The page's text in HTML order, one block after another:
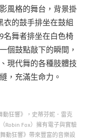
風格的舞台，背景掛
衣的鼓手排坐在鼓組
名舞者排坐在白色椅
個鼓點敲下的瞬間，
現代舞的各種肢體技
，充滿生命力。
動狂響》，史蒂芬妮．雷克
Robin Fox）擁有電子與實驗
動狂響》帶來豐富的音樂設